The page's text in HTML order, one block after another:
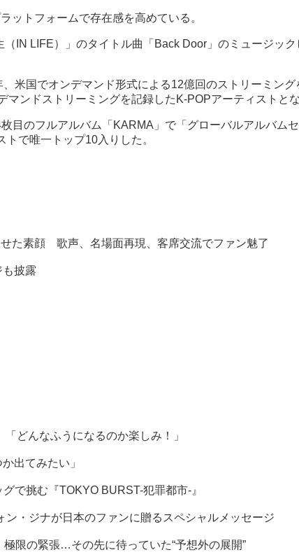
ットフォームで存在感を高めている。
IN LIFE）」のタイトル曲「Back Door」のミュージッ
米国でオンデマンド形式による12億回のストリーミン
ンドストリーミングを記録したK-POPアーティストとな
目のフルアルバム「KARMA」で「グローバルアルバム
で唯一トップ10入りした。
た素顔 歌声、名場面再現、客席交流でファン魅了
披露
どんなふうになるのか楽しみ！」
出てみたい」
で挑む『TOKYO BURST-犯罪都市-』
ン・ジナが日本のファンに贈るスペシャルメッセージ
極限の緊張…その先に待っていた“予想外の展開”